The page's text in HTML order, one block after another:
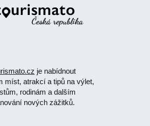
je nabídnout
míst, atrakcí a tipů na výlet,
rodinám a dalším
nových zážitků.